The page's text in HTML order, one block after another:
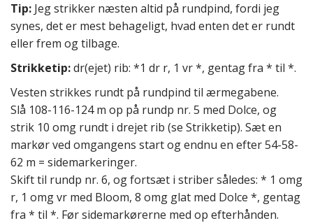
Tip: Jeg strikker næsten altid på rundpind, fordi jeg
synes, det er mest behageligt, hvad enten det er rundt
eller frem og tilbage.
Strikketip:dr(ejet) rib: *1 dr r, 1 vr *, gentag fra * til *.
Vesten strikkes rundt på rundpind til ærmegabene.
Slå 108-116-124 m op på rundp nr. 5 med Dolce, og
strik 10 omg rundt i drejet rib (se Strikketip). Sæt en
markør ved omgangens start og endnu en efter 54-58-
62 m = sidemarkeringer.
Skift til rundp nr. 6, og fortsæt i striber således: * 1 omg
r, 1 omg vr med Bloom, 8 omg glat med Dolce *, gentag
fra * til *. Før sidemarkørerne med op efterhånden.